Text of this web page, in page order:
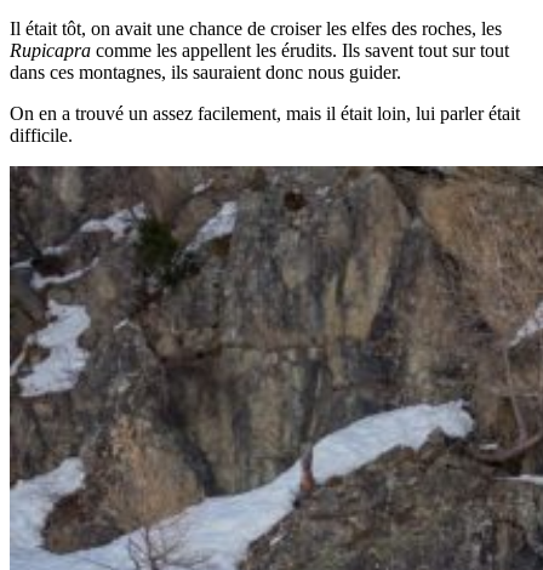
Il était tôt, on avait une chance de croiser les elfes des roches, les
Rupicapra comme les appellent les érudits. Ils savent tout sur tout
dans ces montagnes, ils sauraient donc nous guider.
On en a trouvé un assez facilement, mais il était loin, lui parler était
difficile.